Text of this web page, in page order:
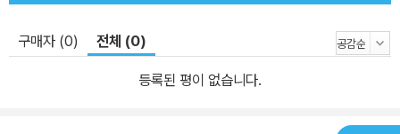
필과 수채 물감이 어우러진 생기발랄한 그림 동글동글한 얼굴과 똘망
한 눈을 가진 엠마가 한눈에 확 들어온다. 귀엽고 사랑스런 느낌은 그
림의 전체적인 분위기에서 물씬 풍긴다. 큼지막한 인물 그림과 아기
구매자 (0) 전체 (0)
등록된 평이 없습니다.